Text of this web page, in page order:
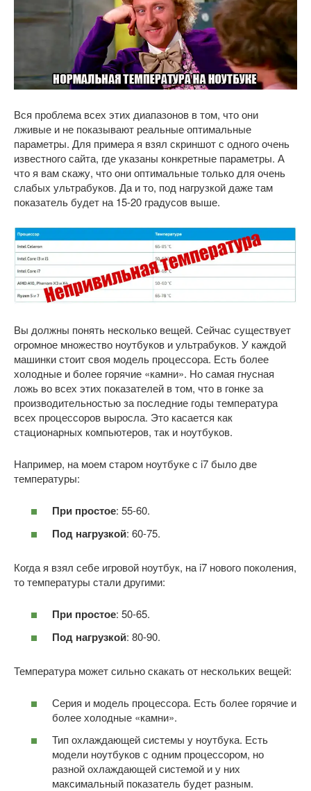
Вся проблема всех этих диапазонов в том, что они
лживые и не показывают реальные оптимальные
параметры. Для примера я взял скриншот с одного очень
известного сайта, где указаны конкретные параметры. А
что я вам скажу, что они оптимальные только для очень
слабых ультрабуков. Да и то, под нагрузкой даже там
показатель будет на 15-20 градусов выше.
Вы должны понять несколько вещей. Сейчас существует
огромное множество ноутбуков и ультрабуков. У каждой
машинки стоит своя модель процессора. Есть более
холодные и более горячие «камни». Но самая гнусная
ложь во всех этих показателей в том, что в гонке за
производительностью за последние годы температура
всех процессоров выросла. Это касается как
стационарных компьютеров, так и ноутбуков.
Например, на моем старом ноутбуке с i7 было две
температуры:
При простое: 55-60.
Под нагрузкой: 60-75.
Когда я взял себе игровой ноутбук, на i7 нового поколения,
то температуры стали другими:
При простое: 50-65.
Под нагрузкой: 80-90.
Температура может сильно скакать от нескольких вещей:
Серия и модель процессора. Есть более горячие и
более холодные «камни».
Тип охлаждающей системы у ноутбука. Есть
модели ноутбуков с одним процессором, но
разной охлаждающей системой и у них
максимальный показатель будет разным.